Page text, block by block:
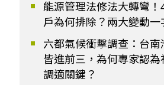
能源管理法修法大轉彎！
戶為何排除？兩大變動一
六都氣候衝擊調查：台南
皆進前三，為何專家認
調適關鍵？